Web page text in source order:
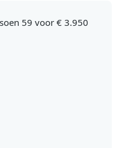
59 voor € 3.950